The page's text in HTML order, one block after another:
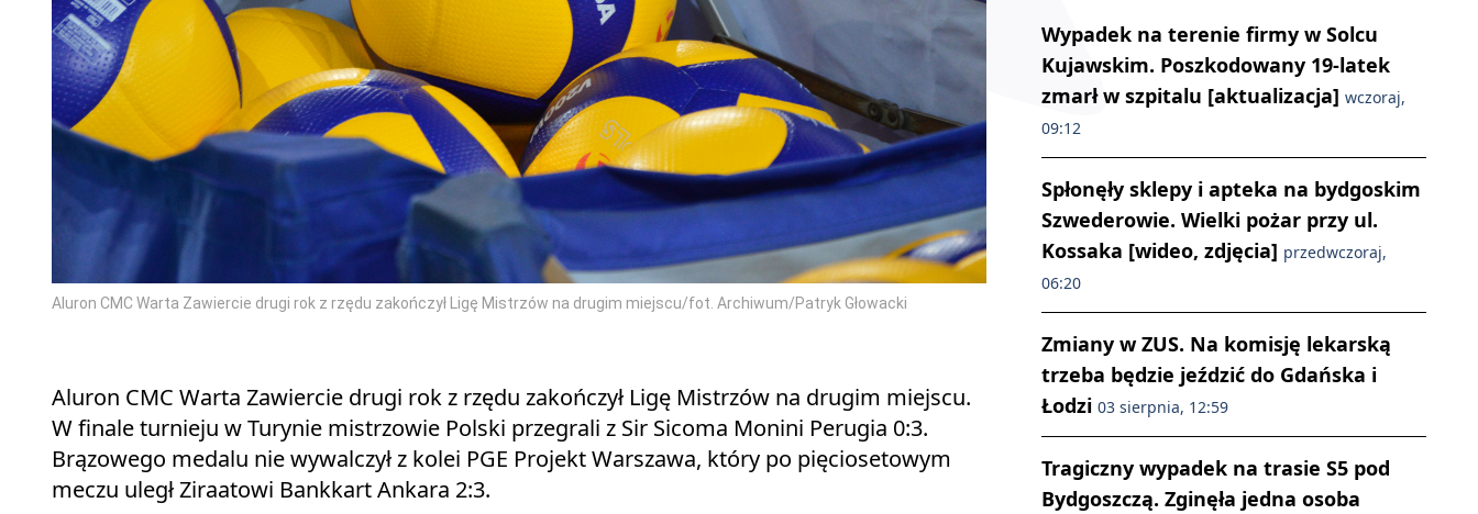
Aluron CMC Warta Zawiercie drugi rok z rzędu zakończył Ligę Mistrzów na drugim miejscu/fot. Archiwum/Patryk Głowacki
Aluron CMC Warta Zawiercie drugi rok z rzędu zakończył Ligę Mistrzów na drugim miejscu.
W finale turnieju w Turynie mistrzowie Polski przegrali z Sir Sicoma Monini Perugia 0:3.
Brązowego medalu nie wywalczył z kolei PGE Projekt Warszawa, który po pięciosetowym
meczu uległ Ziraatowi Bankkart Ankara 2:3.
Wypadek na terenie firmy w Solcu
Kujawskim. Poszkodowany 19-latek
zmarł w szpitalu [aktualizacja] wczoraj,
09:12
Spłonęły sklepy i apteka na bydgoskim
Szwederowie. Wielki pożar przy ul.
Kossaka [wideo, zdjęcia] przedwczoraj,
06:20
Zmiany w ZUS. Na komisję lekarską
trzeba będzie jeździć do Gdańska i
Łodzi 03 sierpnia, 12:59
Tragiczny wypadek na trasie S5 pod
Bydgoszczą. Zginęła jedna osoba